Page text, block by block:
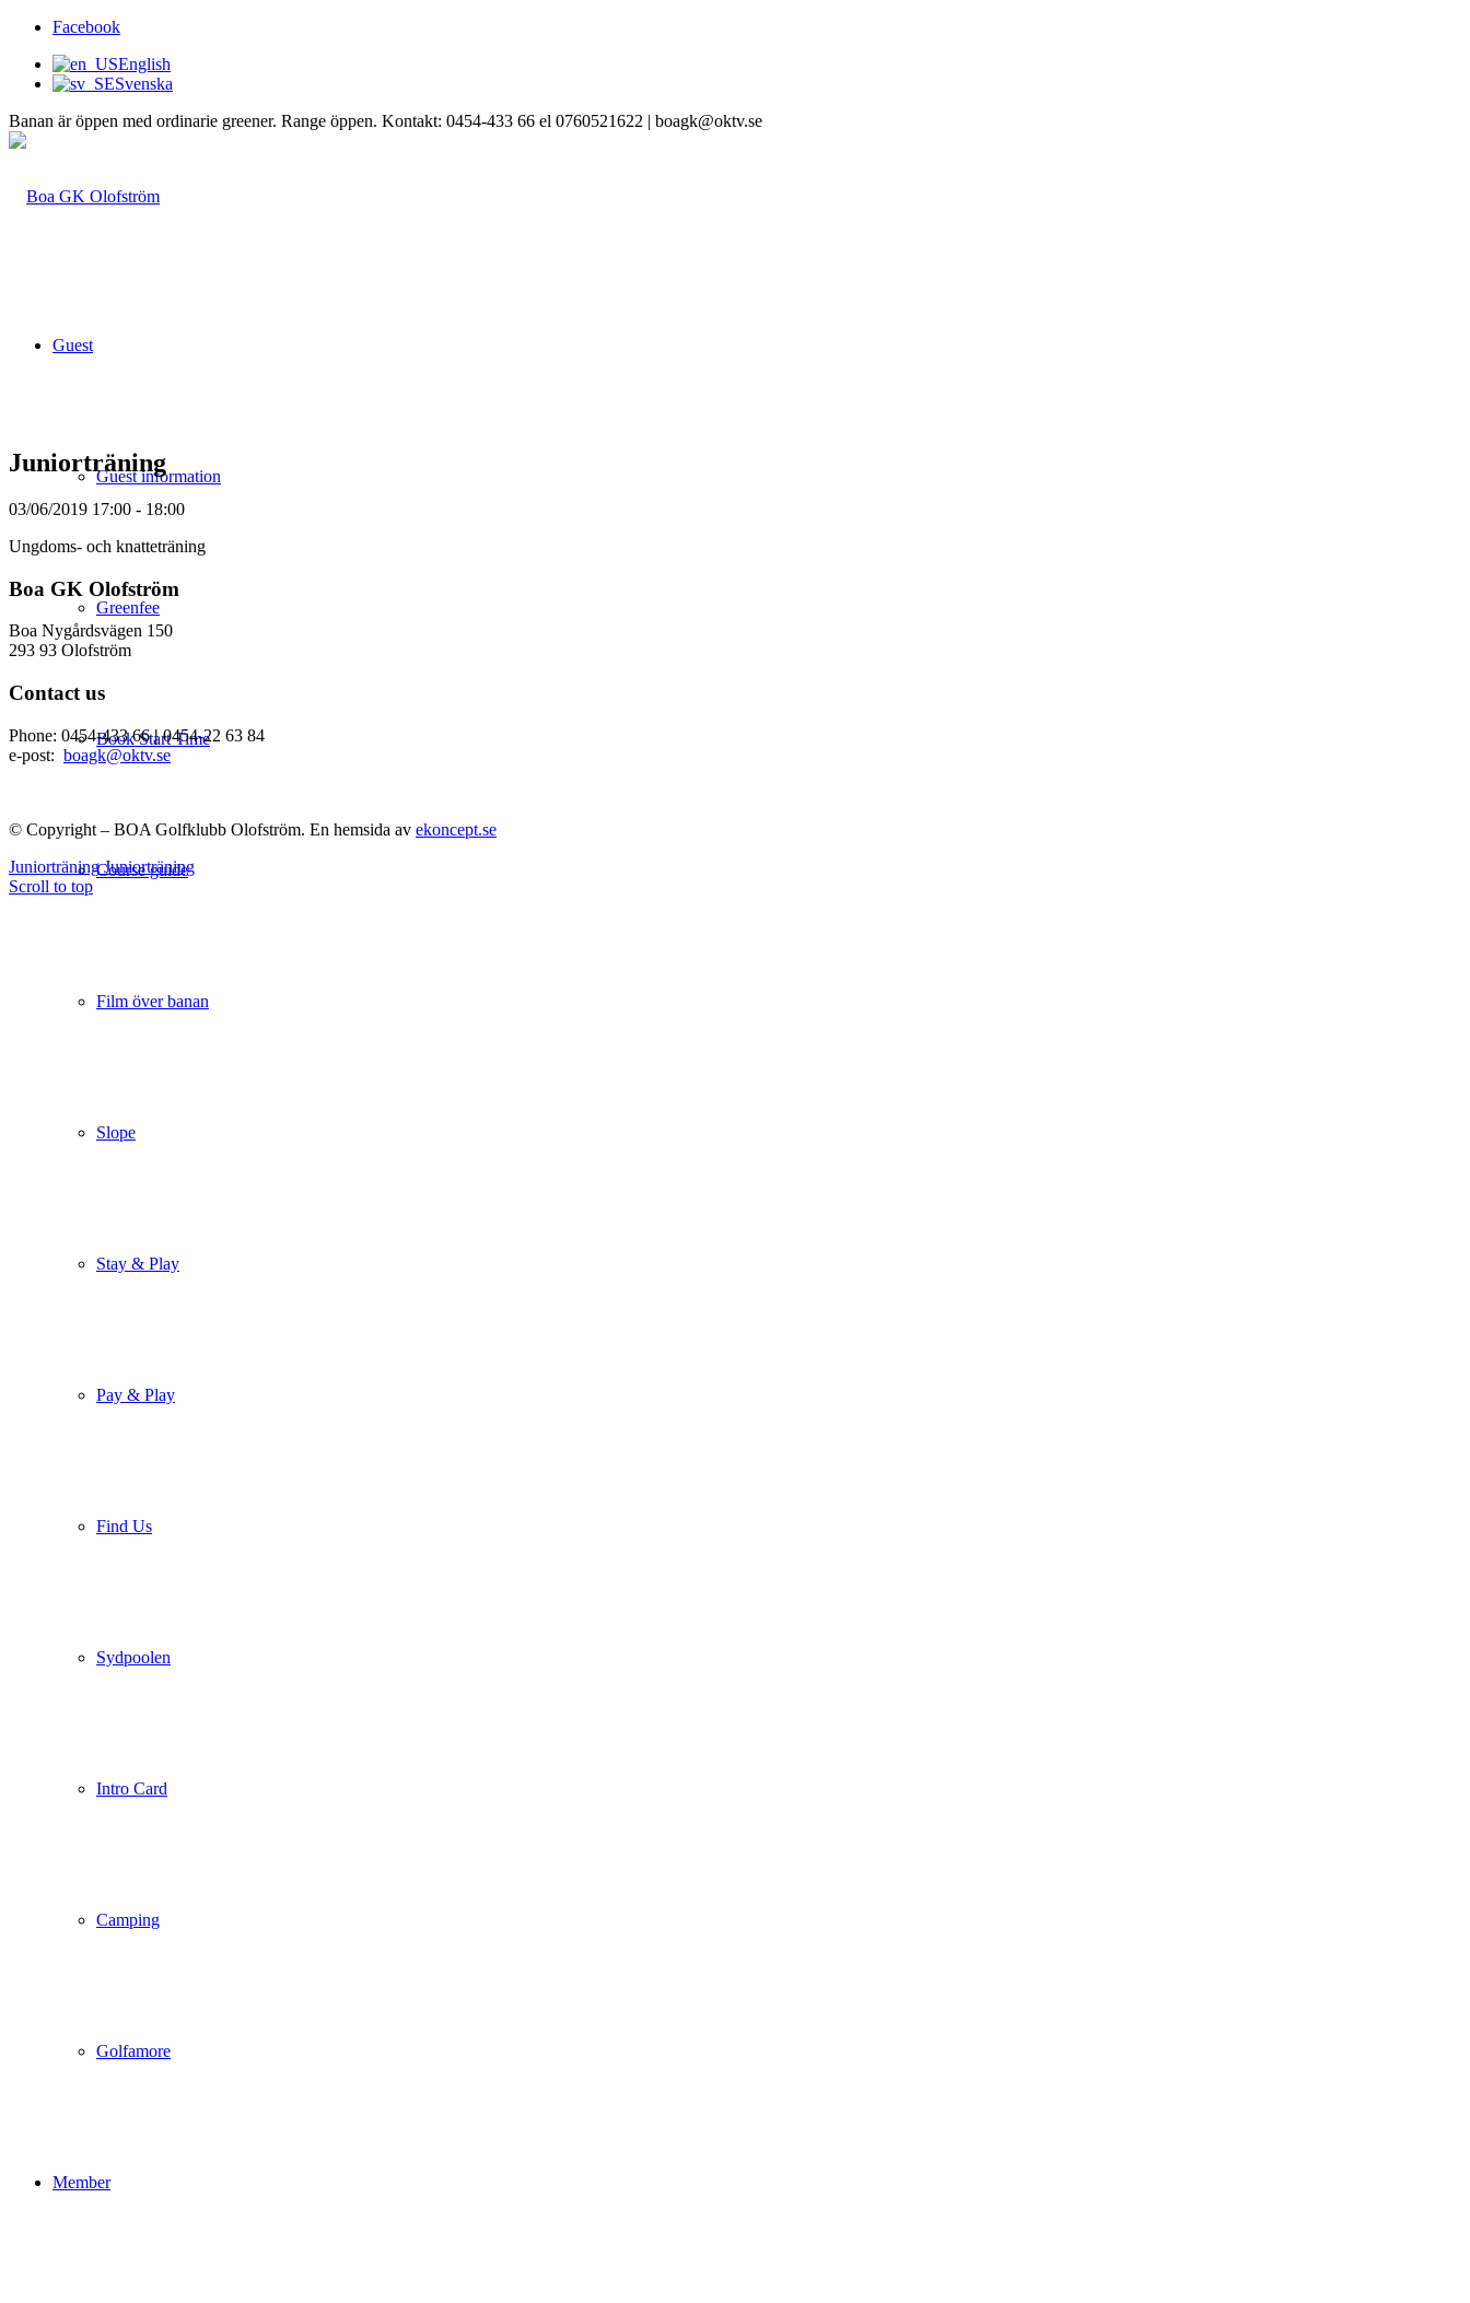
Facebook
English
Svenska
Banan är öppen med ordinarie greener. Range öppen. Kontakt: 0454-433 66 el 0760521622 | boagk@oktv.se
Guest
Guest information
Greenfee
Book Start Time
Course guide
Film över banan
Slope
Stay & Play
Pay & Play
Find Us
Sydpoolen
Intro Card
Camping
Golfamore
Member
Juniorträning
03/06/2019 17:00 - 18:00
Ungdoms- och knatteträning
Boa GK Olofström
Boa Nygårdsvägen 150
293 93 Olofström
Contact us
Phone: 0454-433 66|0454-22 63 84
e-post: boagk@oktv.se
© Copyright – BOA Golfklubb Olofström. En hemsida av ekoncept.se
Juniorträning Juniorträning
Scroll to top